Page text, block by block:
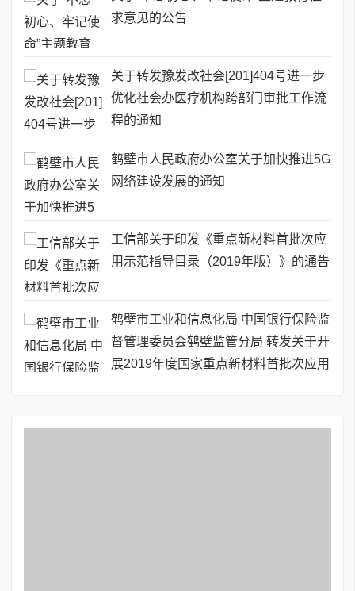
求意见的公告
关于转发豫发改社会[201]404号进一步
优化社会办医疗机构跨部门审批工作流
程的通知
鹤壁市人民政府办公室关于加快推进5G
网络建设发展的通知
工信部关于印发《重点新材料首批次应
用示范指导目录（2019年版）》的通告
鹤壁市工业和信息化局 中国银行保险监
督管理委员会鹤壁监管分局 转发关于开
展2019年度国家重点新材料首批次应用